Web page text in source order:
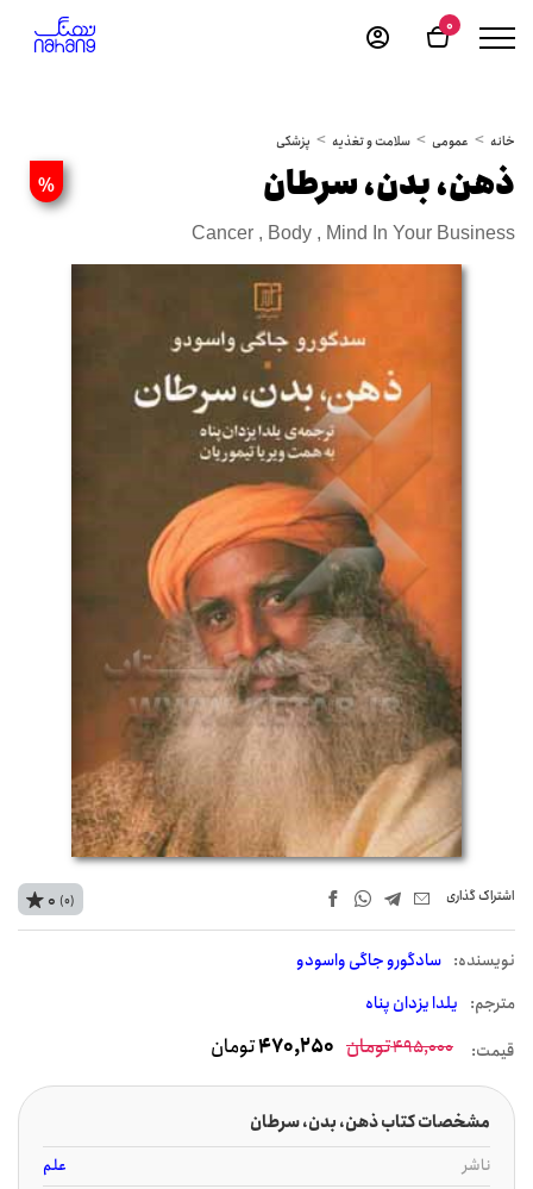
0
خانه عمومی سلامت و تغذیه پزشکی
% ذهن، بدن، سرطان
Cancer , Body , Mind In Your Business
اشتراک‌ گذاری
نويسنده: سادگورو جاگی واسودو
مترجم: یلدا یزدان پناه
0 (0)
قیمت: 495,000تومان 470,250تومان
مشخصات کتاب ذهن، بدن، سرطان
ناشر
علم